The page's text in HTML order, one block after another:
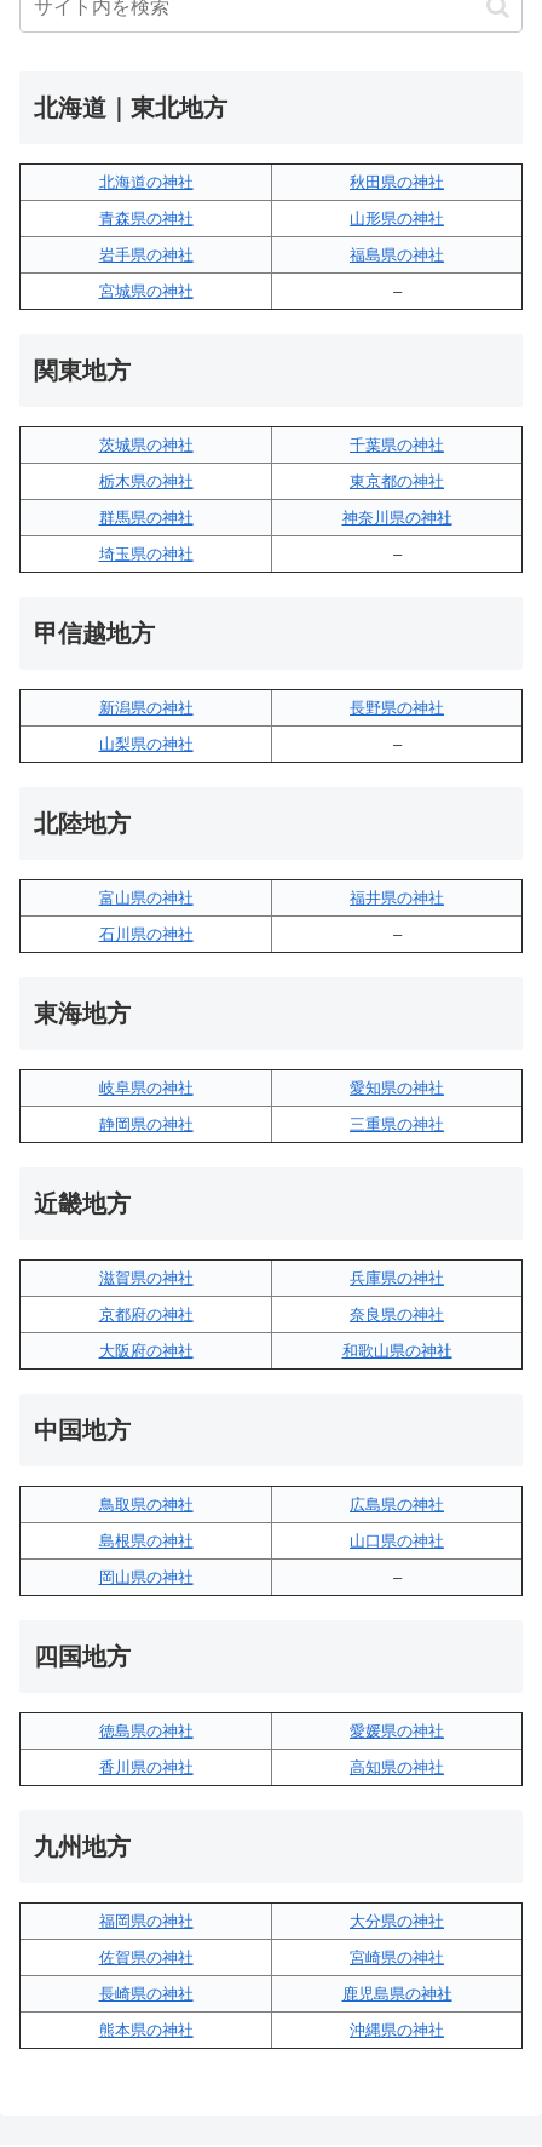
北海道｜東北地方
北海道の神社
秋田県の神社
青森県の神社
山形県の神社
岩手県の神社
福島県の神社
宮城県の神社
–
関東地方
茨城県の神社
千葉県の神社
栃木県の神社
東京都の神社
群馬県の神社
神奈川県の神社
埼玉県の神社
–
甲信越地方
新潟県の神社
長野県の神社
山梨県の神社
–
北陸地方
富山県の神社
福井県の神社
石川県の神社
–
東海地方
岐阜県の神社
愛知県の神社
静岡県の神社
三重県の神社
近畿地方
滋賀県の神社
兵庫県の神社
京都府の神社
奈良県の神社
大阪府の神社
和歌山県の神社
中国地方
鳥取県の神社
広島県の神社
島根県の神社
山口県の神社
岡山県の神社
–
四国地方
徳島県の神社
愛媛県の神社
香川県の神社
高知県の神社
九州地方
福岡県の神社
大分県の神社
佐賀県の神社
宮崎県の神社
長崎県の神社
鹿児島県の神社
熊本県の神社
沖縄県の神社